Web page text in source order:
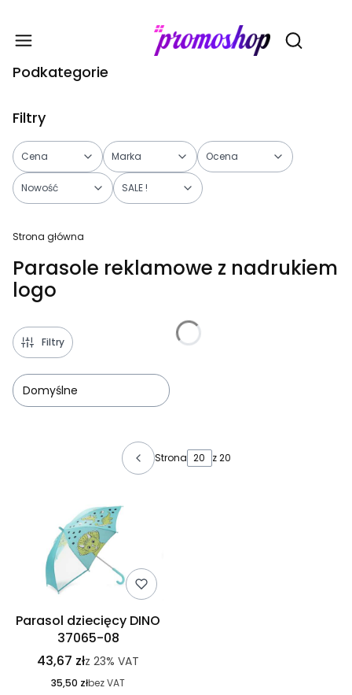
Otwórz
Podkategorie
Filtry
Cena Marka Ocena
Nowość SALE !
Strona główna
Parasole reklamowe z nadrukiem
logo
Filtry
Domyślne
Strona z 20
Parasol dziecięcy DINO
37065-08
43,67 złz 23% VAT
35,50 złbez VAT